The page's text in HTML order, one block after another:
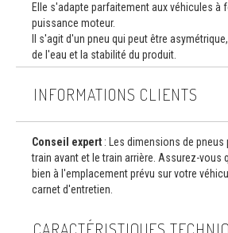
Elle s'adapte parfaitement aux véhicules à
puissance moteur.
Il s'agit d'un pneu qui peut être
de l'eau et la stabilité du produit.
INFORMATIONS CLIENTS
Conseil expert : Les dimensions de pneus
train avant et le train arrière. Assurez-vous
bien à l'emplacement prévu sur votre
carnet d'entretien.
CARACTÉRISTIQUES